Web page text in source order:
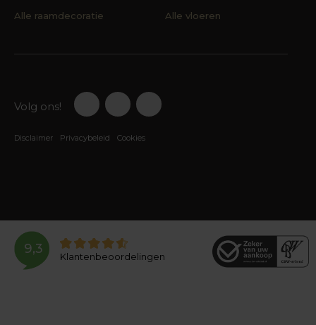
Alle raamdecoratie Alle vloeren
Volg ons!
Disclaimer Privacybeleid Cookies
9,3
Klantenbeoordelingen